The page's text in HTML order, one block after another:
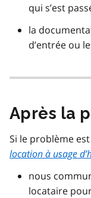
qui s’est
la
d’entrée ou
Après la
Si le problème
location à usage
nous
locataire